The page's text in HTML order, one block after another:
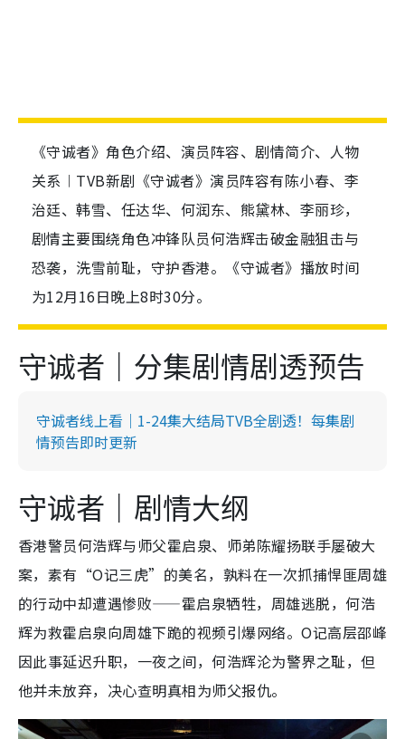
《守诚者》角色介绍、演员阵容、剧情简介、人物
关系︱TVB新剧《守诚者》演员阵容有陈小春、李
治廷、韩雪、任达华、何润东、熊黛林、李丽珍，
剧情主要围绕角色冲锋队员何浩辉击破金融狙击与
恐袭，洗雪前耻，守护香港。《守诚者》播放时间
为12月16日晚上8时30分。
守诚者｜分集剧情剧透预告
守诚者线上看｜1-24集大结局TVB全剧透！每集剧
情预告即时更新
守诚者｜剧情大纲
香港警员何浩辉与师父霍启泉、师弟陈耀扬联手屡破大
案，素有“O记三虎”的美名，孰料在一次抓捕悍匪周雄
的行动中却遭遇惨败——霍启泉牺牲，周雄逃脱，何浩
辉为救霍启泉向周雄下跪的视频引爆网络。O记高层邵峰
因此事延迟升职，一夜之间，何浩辉沦为警界之耻，但
他并未放弃，决心查明真相为师父报仇。